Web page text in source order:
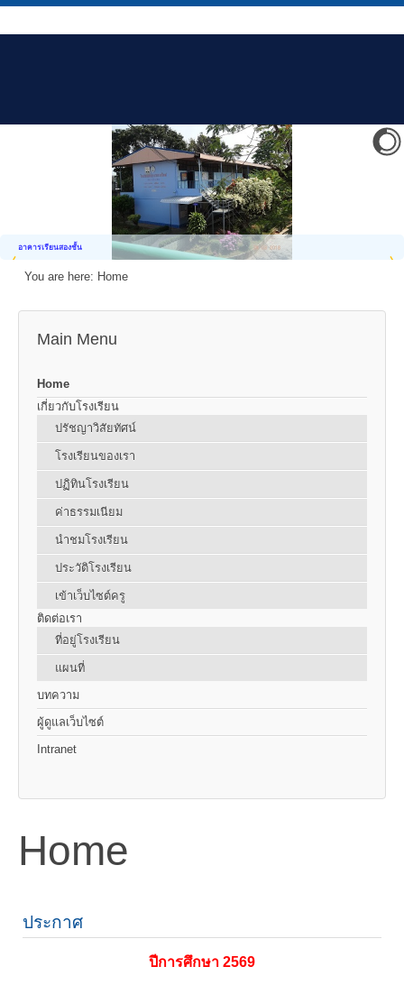
อาคารเรียนสองชั้น
You are here: Home
Main Menu
Home
เกี่ยวกับโรงเรียน
ปรัชญาวิสัยทัศน์
โรงเรียนของเรา
ปฏิทินโรงเรียน
ค่าธรรมเนียม
นำชมโรงเรียน
ประวัติโรงเรียน
เข้าเว็บไซต์ครู
ติดต่อเรา
ที่อยู่โรงเรียน
แผนที่
บทความ
ผู้ดูแลเว็บไซต์
Intranet
Home
ประกาศ
ปีการศึกษา 2569